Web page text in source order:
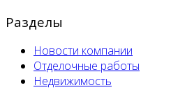
Разделы
Новости компании
Отделочные работы
Недвижимость